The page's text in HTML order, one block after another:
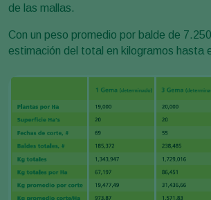
de las mallas.
Con un peso promedio por balde de
estimación del total en kilogramos hasta